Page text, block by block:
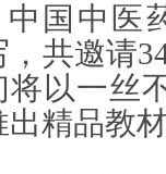
中国中医
，共邀请
将以一丝
出精品教